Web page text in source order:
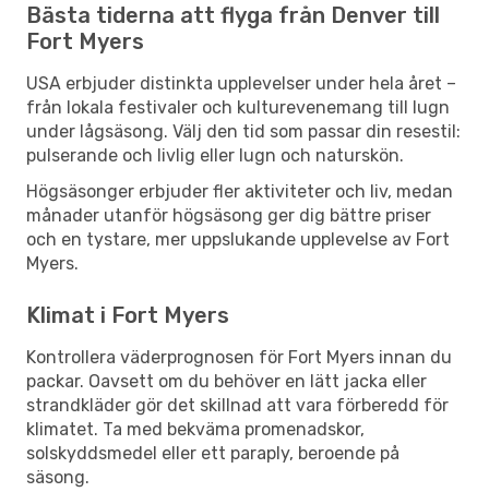
Bästa tiderna att flyga från Denver till
Fort Myers
USA erbjuder distinkta upplevelser under hela året –
från lokala festivaler och kulturevenemang till lugn
under lågsäsong. Välj den tid som passar din resestil:
pulserande och livlig eller lugn och naturskön.
Högsäsonger erbjuder fler aktiviteter och liv, medan
månader utanför högsäsong ger dig bättre priser
och en tystare, mer uppslukande upplevelse av Fort
Myers.
Klimat i Fort Myers
Kontrollera väderprognosen för Fort Myers innan du
packar. Oavsett om du behöver en lätt jacka eller
strandkläder gör det skillnad att vara förberedd för
klimatet. Ta med bekväma promenadskor,
solskyddsmedel eller ett paraply, beroende på
säsong.